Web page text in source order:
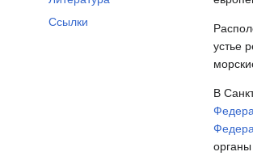
Ссылки
устье
В
органы